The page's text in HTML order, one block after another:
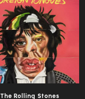
The Rolling Stones